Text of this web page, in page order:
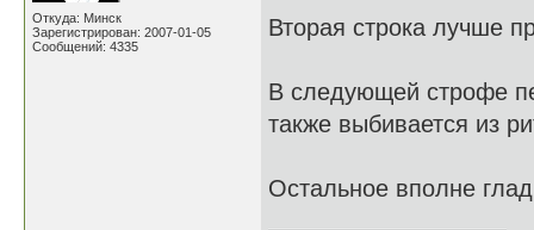
Откуда: Минск
Зарегистрирован: 2007-01-05
Сообщений: 4335
Вторая строка лучше
В следующей строфе
также выбивается из
Остальное вполне